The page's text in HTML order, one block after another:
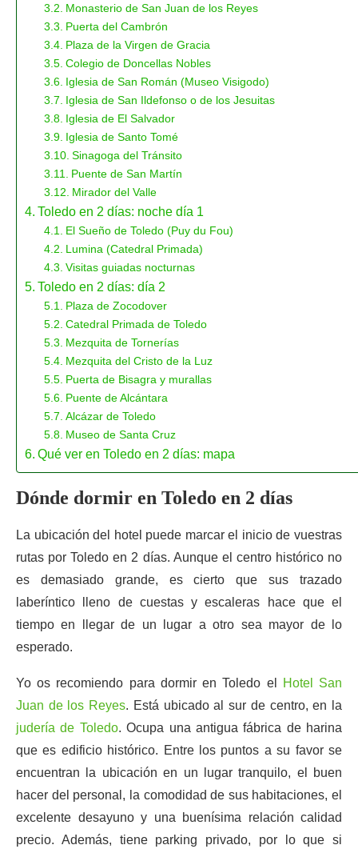
Monasterio de San Juan de los Reyes
Puerta del Cambrón
Plaza de la Virgen de Gracia
Colegio de Doncellas Nobles
Iglesia de San Román (Museo Visigodo)
Iglesia de San Ildefonso o de los Jesuitas
Iglesia de El Salvador
Iglesia de Santo Tomé
Sinagoga del Tránsito
Puente de San Martín
Mirador del Valle
Toledo en 2 días: noche día 1
El Sueño de Toledo (Puy du Fou)
Lumina (Catedral Primada)
Visitas guiadas nocturnas
Toledo en 2 días: día 2
Plaza de Zocodover
Catedral Primada de Toledo
Mezquita de Tornerías
Mezquita del Cristo de la Luz
Puerta de Bisagra y murallas
Puente de Alcántara
Alcázar de Toledo
Museo de Santa Cruz
Qué ver en Toledo en 2 días: mapa
Dónde dormir en Toledo en 2 días
La ubicación del hotel puede marcar el inicio de vuestras
rutas por Toledo en 2 días. Aunque el centro histórico no
es demasiado grande, es cierto que sus trazado
laberíntico lleno de cuestas y escaleras hace que el
tiempo en llegar de un lugar a otro sea mayor de lo
esperado.
Yo os recomiendo para dormir en Toledo el
Hotel San
Juan de los Reyes. Está ubicado al sur de centro, en la
judería de Toledo. Ocupa una antigua fábrica de harina
que es edificio histórico. Entre los puntos a su favor se
encuentran la ubicación en un lugar tranquilo, el buen
hacer del personal, la comodidad de sus habitaciones, el
excelente desayuno y una buenísima relación calidad
precio. Además, tiene parking privado, por lo que si